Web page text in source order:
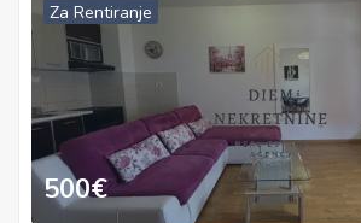
Za Rentiranje
500€